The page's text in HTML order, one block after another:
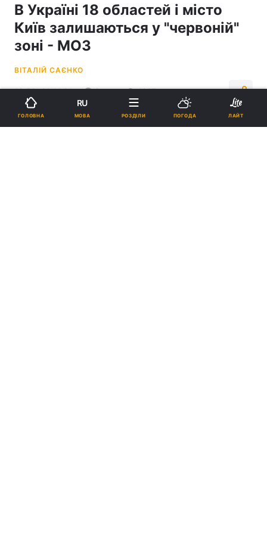
В Україні 18 областей і місто
Київ залишаються у "червоній"
зоні - МОЗ
ВІТАЛІЙ САЄНКО
12:58, 20.11.21 2 хв. 1227
Підпишіться на нас в Google
ГОЛОВНА
RU
МОВА РОЗДІЛИ ПОГОДА ЛАЙТ